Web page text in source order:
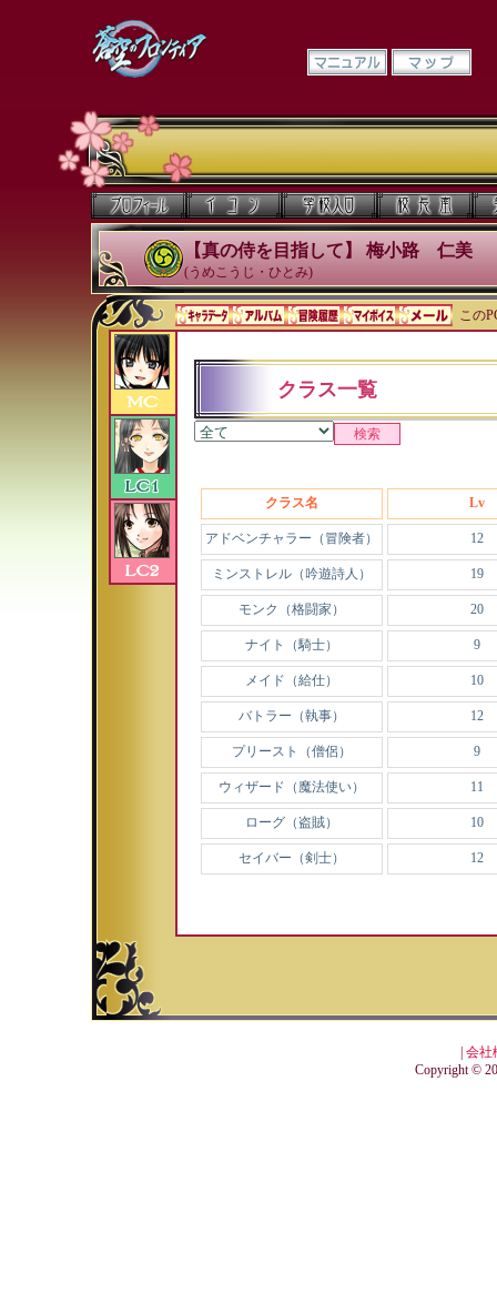
【真の侍を目指して】 梅小路 仁美
(うめこうじ・ひとみ)
この
クラス一覧
クラス名 Lv
アドベンチャラー（冒険者） 12
ミンストレル（吟遊詩人） 19
モンク（格闘家） 20
ナイト（騎士） 9
メイド（給仕） 10
バトラー（執事） 12
プリースト（僧侶） 9
ウィザード（魔法使い） 11
ローグ（盗賊） 10
セイバー（剣士） 12
会社
Copyright ©